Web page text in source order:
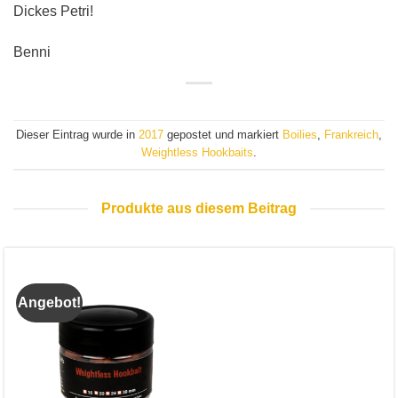
Dickes Petri!
Benni
Dieser Eintrag wurde in 2017 gepostet und markiert Boilies, Frankreich,
Weightless Hookbaits.
Produkte aus diesem Beitrag
Angebot!